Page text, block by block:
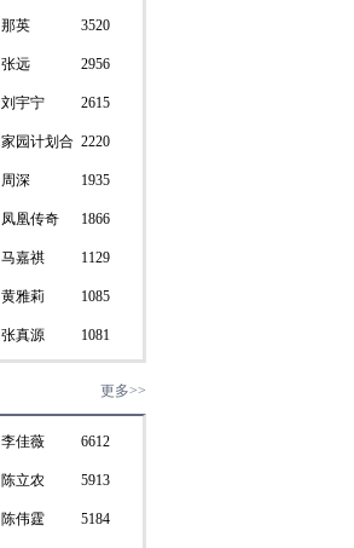
那英 3520
张远 2956
刘宇宁 2615
家园计划合
唱团
2220
周深 1935
凤凰传奇 1866
马嘉祺 1129
黄雅莉 1085
张真源 1081
更多>>
李佳薇 6612
陈立农 5913
陈伟霆 5184